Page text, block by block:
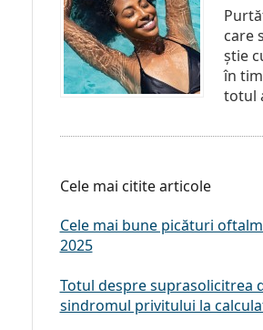
care
știe
în
totul
Cele mai citite articole
Cele mai bune picături
2025
Totul despre suprasolicitrea
sindromul privitului la